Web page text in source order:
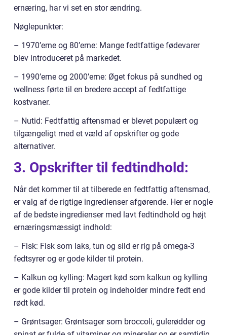
ernæring, har vi set en stor ændring.
Nøglepunkter:
– 1970’erne og 80’erne: Mange fedtfattige fødevarer
blev introduceret på markedet.
– 1990’erne og 2000’erne: Øget fokus på sundhed og
wellness førte til en bredere accept af fedtfattige
kostvaner.
– Nutid: Fedtfattig aftensmad er blevet populært og
tilgængeligt med et væld af opskrifter og gode
alternativer.
3. Opskrifter til fedtindhold:
Når det kommer til at tilberede en fedtfattig aftensmad,
er valg af de rigtige ingredienser afgørende. Her er nogle
af de bedste ingredienser med lavt fedtindhold og højt
ernæringsmæssigt indhold:
– Fisk: Fisk som laks, tun og sild er rig på omega-3
fedtsyrer og er gode kilder til protein.
– Kalkun og kylling: Magert kød som kalkun og kylling
er gode kilder til protein og indeholder mindre fedt end
rødt kød.
– Grøntsager: Grøntsager som broccoli, gulerødder og